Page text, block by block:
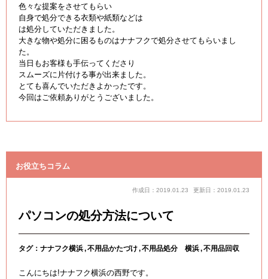
色々な提案をさせてもらい
自身で処分できる衣類や紙類などは
は処分していただきました。
大きな物や処分に困るものはナナフクで処分させてもらいまし
た。
当日もお客様も手伝ってくださり
スムーズに片付ける事が出来ました。
とても喜んでいただきよかったです。
今回はご依頼ありがとうございました。
お役立ちコラム
作成日：2019.01.23 更新日：2019.01.23
パソコンの処分方法について
タグ： ナナフク横浜 不用品かたづけ 不用品処分 横浜 不用品回収
こんにちは!ナナフク横浜の西野です。